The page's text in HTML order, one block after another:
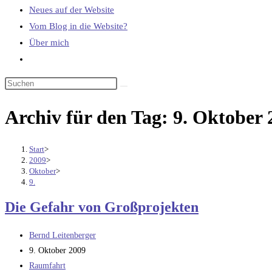
Neues auf der Website
Vom Blog in die Website?
Über mich
umschalten
Archiv für den Tag: 9. Oktober
Start>
2009>
Oktober>
9.
Die Gefahr von Großprojekten
Beitrags-
Autor:
Bernd Leitenberger
Beitrag
veröffentlicht:
9. Oktober 2009
Beitrags-
Raumfahrt